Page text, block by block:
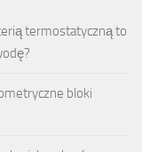
termostatyczną to
bloki